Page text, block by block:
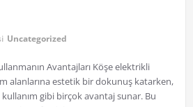
Uncategorized
Avantajları Köşe elektrikli
alanlarına estetik bir dokunuş katarken,
gibi birçok avantaj sunar. Bu